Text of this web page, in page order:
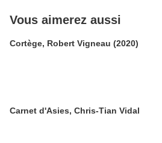
Vous aimerez aussi
Cortège, Robert Vigneau (2020)
Carnet d'Asies, Chris-Tian Vidal